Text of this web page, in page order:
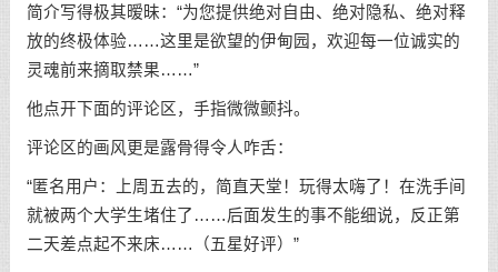
简介写得极其暧昧：“为您提供绝对自由、绝对隐私、绝对释
放的终极体验……这里是欲望的伊甸园，欢迎每一位诚实的
灵魂前来摘取禁果……”
他点开下面的评论区，手指微微颤抖。
评论区的画风更是露骨得令人咋舌：
“匿名用户：上周五去的，简直天堂！玩得太嗨了！在洗手间
就被两个大学生堵住了……后面发生的事不能细说，反正第
二天差点起不来床……（五星好评）”